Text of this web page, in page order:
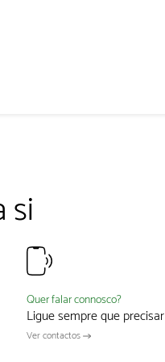
si
Quer falar connosco?
Ligue sempre que precisar
Ver contactos